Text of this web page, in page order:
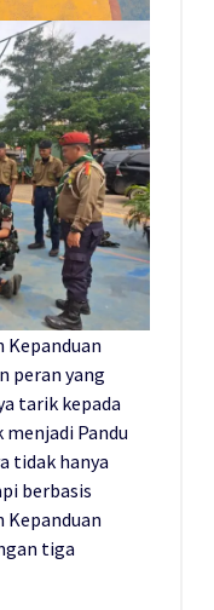
Kepanduan
peran yang
tarik kepada
Pandu
tidak hanya
berbasis
Kepanduan
tiga